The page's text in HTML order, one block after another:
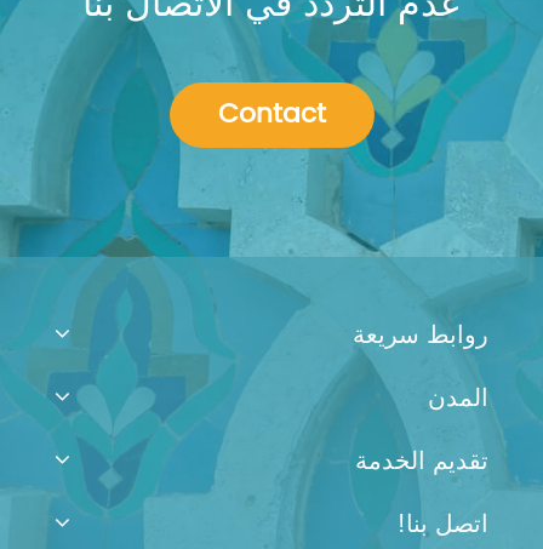
Contact
روابط سريعة
المدن
تقديم الخدمة
اتصل بنا!